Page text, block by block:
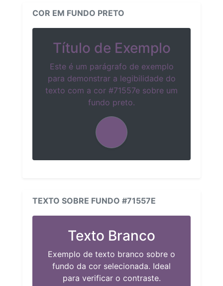
COR EM FUNDO PRETO
Título de Exemplo
Este é um parágrafo de exemplo
para demonstrar a legibilidade do
texto com a cor #71557e sobre um
fundo preto.
TEXTO SOBRE FUNDO #71557E
Texto Branco
Exemplo de texto branco sobre o
fundo da cor selecionada. Ideal
para verificar o contraste.